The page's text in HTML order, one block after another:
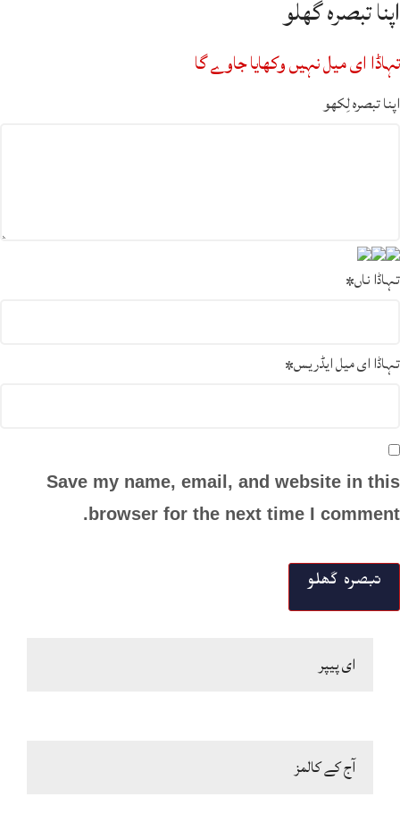
اپنا تبصرہ گھلو
تہاڈا ای میل نہیں وکھایا جاوے گا
اپنا تبصرہ لِکھو
تہاڈا ناں*
تہاڈا ای میل ایڈریس*
Save my name, email, and website in this
browser for the next time I comment.
ای پیپر
آج کے کالمز